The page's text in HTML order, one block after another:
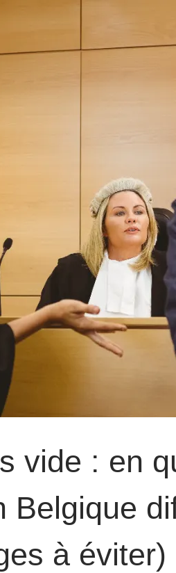
vide : en
Belgique
à éviter)